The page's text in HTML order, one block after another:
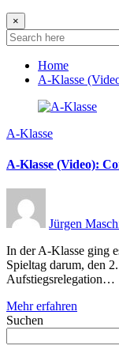
×
Home
A-Klasse
A-Klasse
A-Klasse (Video):
Jürgen
In der A-Klasse ging
Spieltag darum, den
Aufstiegsrelegation…
Mehr erfahren
Suchen